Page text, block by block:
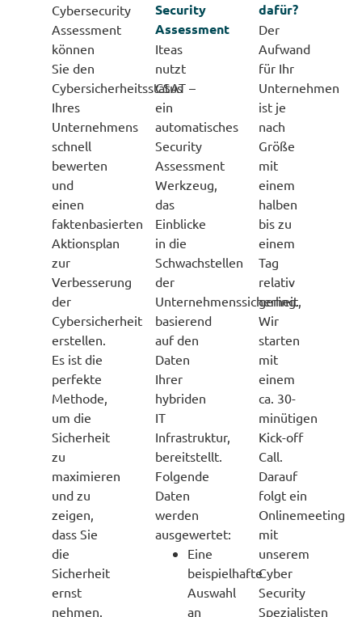
Cybersecurity
Assessment
können
Sie den
Cybersicherheitsstatus
Ihres
Unternehmens
schnell
bewerten
und
einen
faktenbasierten
Aktionsplan
zur
Verbesserung
der
Cybersicherheit
erstellen.
Es ist die
perfekte
Methode,
um die
Sicherheit
zu
maximieren
und zu
zeigen,
dass Sie
die
Sicherheit
ernst
nehmen.
Security
Assessment
Iteas
nutzt
CSAT –
ein
automatisches
Security
Assessment
Werkzeug,
das
Einblicke
in die
Schwachstellen
der
Unternehmenssicherheit,
basierend
auf den
Daten
Ihrer
hybriden
IT
Infrastruktur,
bereitstellt.
Folgende
Daten
werden
ausgewertet:
Eine
beispielhafte
Auswahl
an
dafür?
Der
Aufwand
für Ihr
Unternehmen
ist je
nach
Größe
mit
einem
halben
bis zu
einem
Tag
relativ
gering.
Wir
starten
mit
einem
ca. 30-
minütigen
Kick-off
Call.
Darauf
folgt ein
Onlinemeeting
mit
unserem
Cyber
Security
Spezialisten